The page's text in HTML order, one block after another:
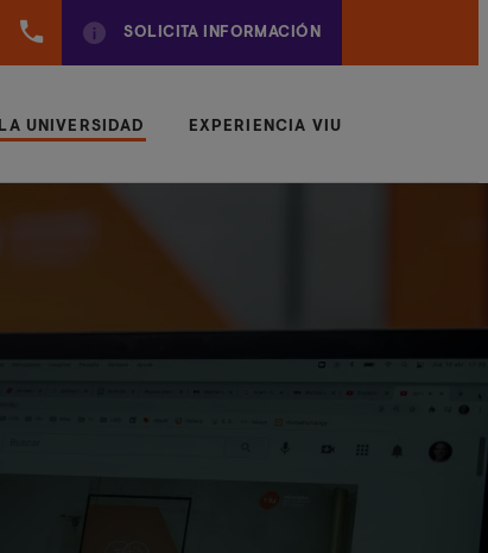
960
SOLICITA INFORMACIÓN
LA UNIVERSIDAD EXPERIENCIA VIU